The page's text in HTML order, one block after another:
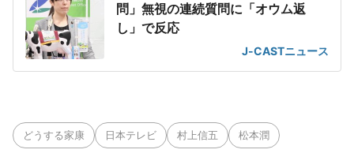
問」無視の連続質問に「オウム返
し」で反応
J-CASTニュース
どうする家康 日本テレビ 村上信五 松本潤